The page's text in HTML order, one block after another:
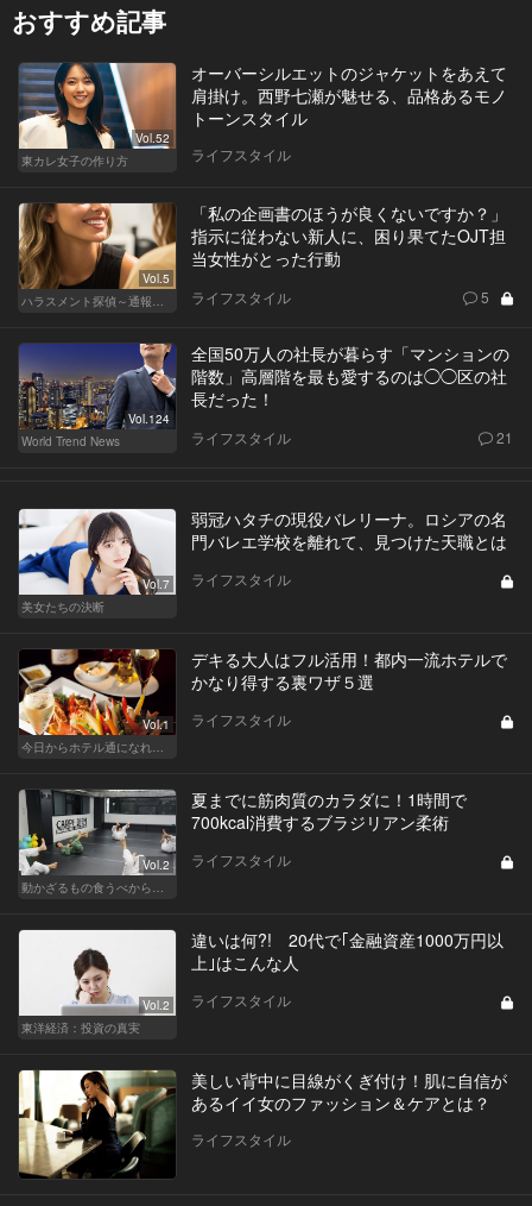
おすすめ記事
Vol.52
東カレ女子の作り方
オーバーシルエットのジャケットをあえて
肩掛け。西野七瀬が魅せる、品格あるモノ
トーンスタイル
ライフスタイル
Vol.5
「私の企画書のほうが良くないですか？」
指示に従わない新人に、困り果てたOJT担
当女性がとった行動
ライフスタイル 5
Vol.124
World Trend News
全国50万人の社長が暮らす「マンションの
階数」高層階を最も愛するのは◯◯区の社
長だった！
ライフスタイル 21
Vol.7
美女たちの決断
弱冠ハタチの現役バレリーナ。ロシアの名
門バレエ学校を離れて、見つけた天職とは
ライフスタイル
Vol.1
デキる大人はフル活用！都内一流ホテルで
かなり得する裏ワザ５選
ライフスタイル
Vol.2
夏までに筋肉質のカラダに！1時間で
700kcal消費するブラジリアン柔術
ライフスタイル
Vol.2
東洋経済：投資の真実
違いは何?! 20代で｢金融資産1000万円以
上｣はこんな人
ライフスタイル
美しい背中に目線がくぎ付け！肌に自信が
あるイイ女のファッション＆ケアとは？
ライフスタイル